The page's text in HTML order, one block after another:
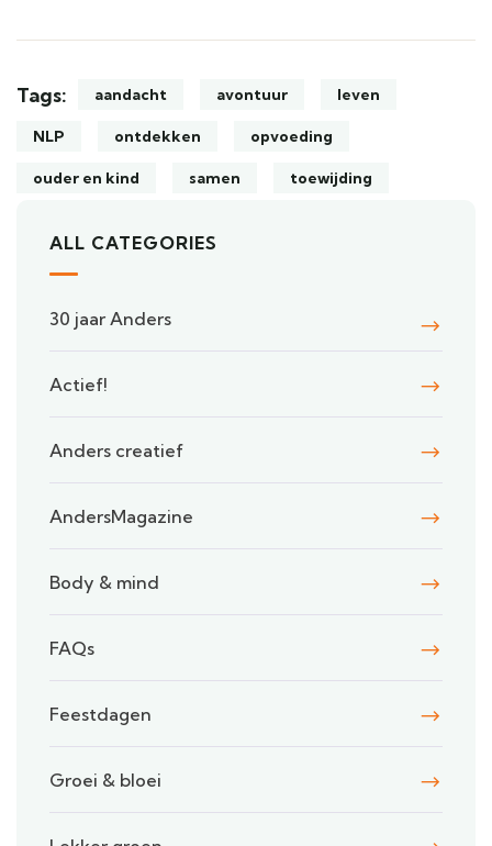
Tags: aandacht avontuur leven
NLP ontdekken opvoeding
ouder en kind samen toewijding
ALL CATEGORIES
30 jaar Anders
Actief!
Anders creatief
AndersMagazine
Body & mind
FAQs
Feestdagen
Groei & bloei